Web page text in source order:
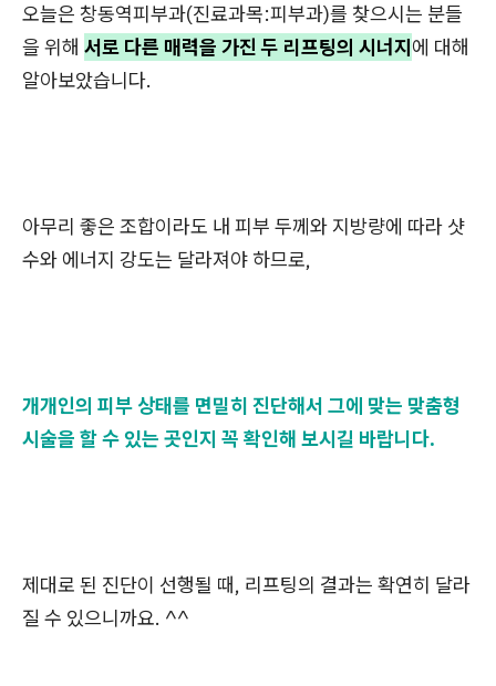
오늘은 창동역피부과(진료과목:피부과)를 찾으시는 분들
을 위해 서로 다른 매력을 가진 두 리프팅의 시너지에 대해
알아보았습니다.
아무리 좋은 조합이라도 내 피부 두께와 지방량에 따라 샷
수와 에너지 강도는 달라져야 하므로,
개개인의 피부 상태를 면밀히 진단해서 그에 맞는 맞춤형
시술을 할 수 있는 곳인지 꼭 확인해 보시길 바랍니다.
제대로 된 진단이 선행될 때, 리프팅의 결과는 확연히 달라
질 수 있으니까요. ^^